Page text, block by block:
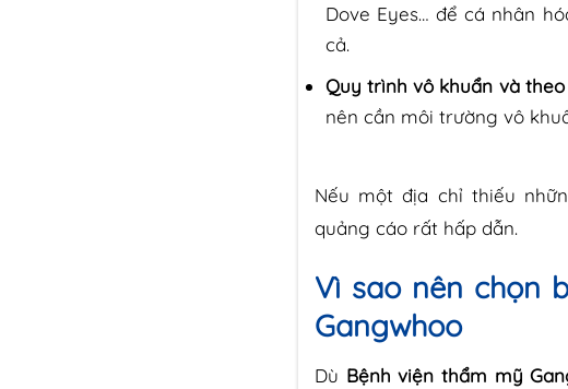
Dove Eyes… để cá nhân
cả.
Quy trình vô khuẩn và
nên cần môi trường vô
Nếu một địa chỉ thiếu
quảng cáo rất hấp dẫn.
Vì sao nên chọn
Gangwhoo
Dù Bệnh viện thẩm mỹ